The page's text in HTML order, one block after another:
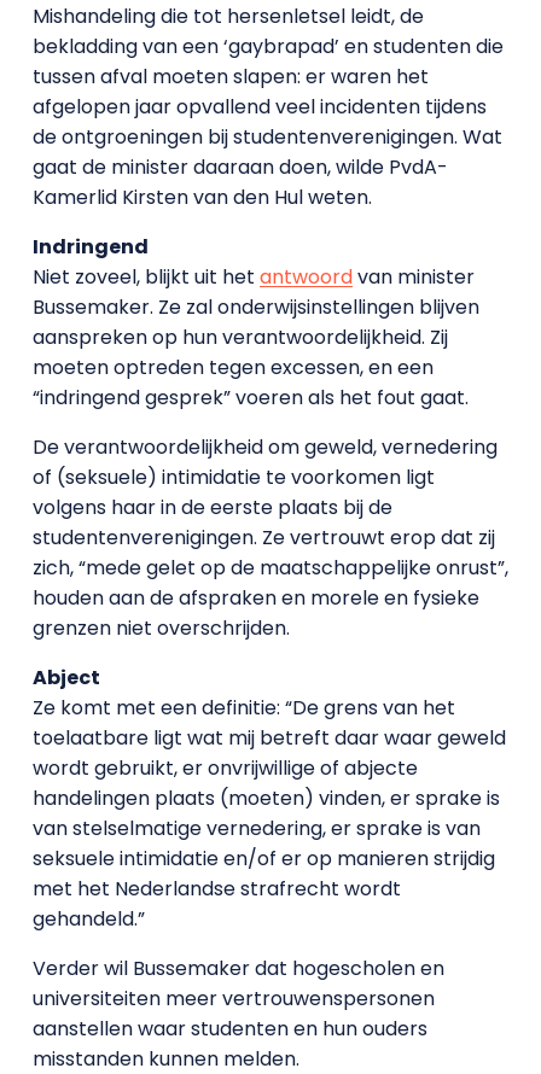
Mishandeling die tot hersenletsel leidt, de
bekladding van een ‘gaybrapad’ en studenten die
tussen afval moeten slapen: er waren het
afgelopen jaar opvallend veel incidenten tijdens
de ontgroeningen bij studentenverenigingen. Wat
gaat de minister daaraan doen, wilde PvdA-
Kamerlid Kirsten van den Hul weten.
Indringend
Niet zoveel, blijkt uit het antwoordvan minister
Bussemaker. Ze zal onderwijsinstellingen blijven
aanspreken op hun verantwoordelijkheid. Zij
moeten optreden tegen excessen, en een
“indringend gesprek” voeren als het fout gaat.
De verantwoordelijkheid om geweld, vernedering
of (seksuele) intimidatie te voorkomen ligt
volgens haar in de eerste plaats bij de
studentenverenigingen. Ze vertrouwt erop dat zij
zich, “mede gelet op de maatschappelijke onrust”,
houden aan de afspraken en morele en fysieke
grenzen niet overschrijden.
Abject
Ze komt met een definitie: “De grens van het
toelaatbare ligt wat mij betreft daar waar geweld
wordt gebruikt, er onvrijwillige of abjecte
handelingen plaats (moeten) vinden, er sprake is
van stelselmatige vernedering, er sprake is van
seksuele intimidatie en/of er op manieren strijdig
met het Nederlandse strafrecht wordt
gehandeld.”
Verder wil Bussemaker dat hogescholen en
universiteiten meer vertrouwenspersonen
aanstellen waar studenten en hun ouders
misstanden kunnen melden.